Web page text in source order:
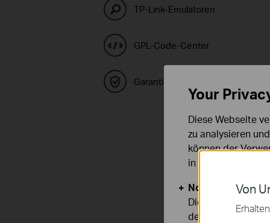
TP-Link-Emulatoren
GPL-Code-Center
Garantie
Von
Your
Diese Webseite
zu analysieren
können der
in unseren
Notwendige
Diese Cookies
deaktiviert